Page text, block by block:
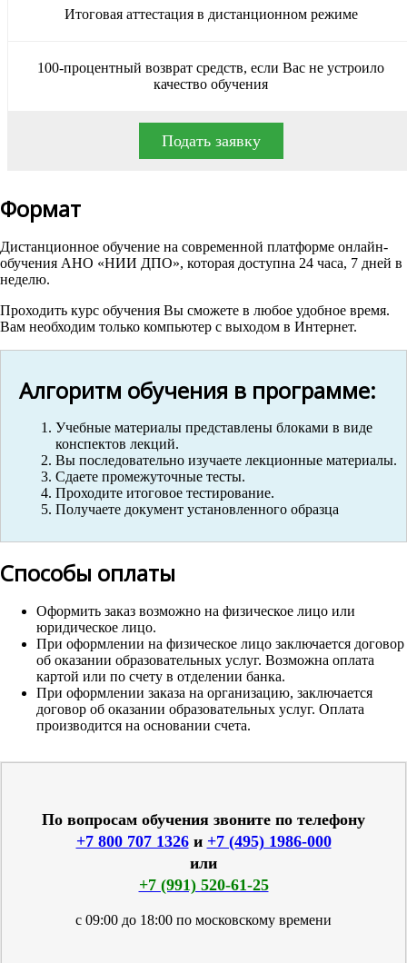
Итоговая аттестация в дистанционном режиме
100-процентный возврат средств, если Вас не устроило
качество обучения
Подать заявку
Формат
Дистанционное обучение на современной платформе онлайн-
обучения АНО «НИИ ДПО», которая доступна 24 часа, 7 дней в
неделю.
Проходить курс обучения Вы сможете в любое удобное время.
Вам необходим только компьютер с выходом в Интернет.
Алгоритм обучения в программе:
Учебные материалы представлены блоками в виде
конспектов лекций.
Вы последовательно изучаете лекционные материалы.
Сдаете промежуточные тесты.
Проходите итоговое тестирование.
Получаете документ установленного образца
Способы оплаты
Оформить заказ возможно на физическое лицо или
юридическое лицо.
При оформлении на физическое лицо заключается договор
об оказании образовательных услуг. Возможна оплата
картой или по счету в отделении банка.
При оформлении заказа на организацию, заключается
договор об оказании образовательных услуг. Оплата
производится на основании счета.
По вопросам обучения звоните по телефону
+7 800 707 1326и +7 (495) 1986-000
или
+7 (991) 520-61-25
с 09:00 до 18:00 по московскому времени